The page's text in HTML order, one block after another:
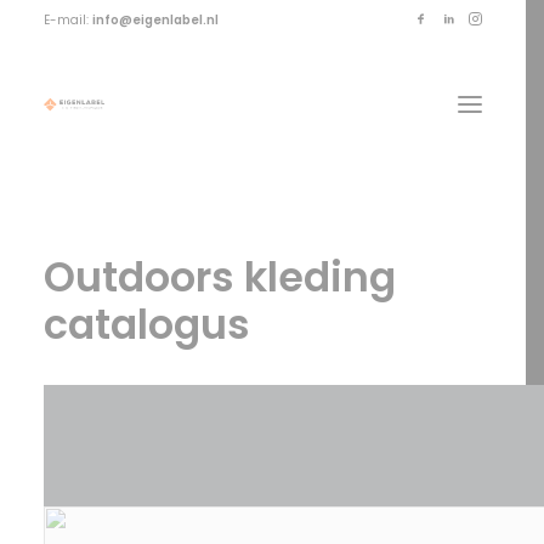
E-mail: info@eigenlabel.nl
Outdoors kleding
catalogus